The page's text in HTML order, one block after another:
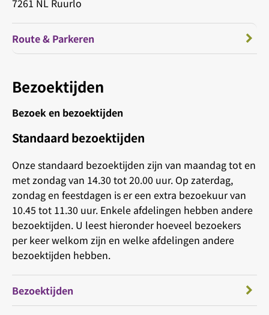
7261 NL Ruurlo
Route & Parkeren
Bezoektijden
Bezoek en bezoektijden
Standaard bezoektijden
Onze standaard bezoektijden zijn van maandag tot en
met zondag van 14.30 tot 20.00 uur. Op zaterdag,
zondag en feestdagen is er een extra bezoekuur van
10.45 tot 11.30 uur. Enkele afdelingen hebben andere
bezoektijden. U leest hieronder hoeveel bezoekers
per keer welkom zijn en welke afdelingen andere
bezoektijden hebben.
Bezoektijden